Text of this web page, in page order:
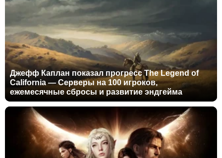
Джефф Каплан показал прогресс The Legend of
California — Серверы на 100 игроков,
ежемесячные сбросы и развитие эндгейма